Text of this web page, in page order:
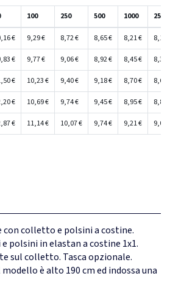
100 250 500 1000 2500
€ 9,29 € 8,72 € 8,65 € 8,21 € 8,15
€ 9,77 € 9,06 € 8,92 € 8,45 € 8,37
€ 10,23 € 9,40 € 9,18 € 8,70 € 8,60
€ 10,69 € 9,74 € 9,45 € 8,95 € 8,81
€ 11,14 € 10,07 € 9,74 € 9,21 € 9,02
con colletto e polsini a costine.
polsini in elastan a costine 1x1.
sul colletto. Tasca opzionale.
è alto 190 cm ed indossa una